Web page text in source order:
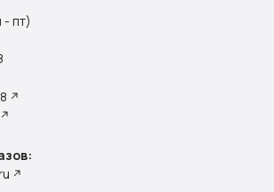
- пт)